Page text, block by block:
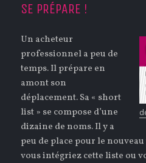
SE PRÉPARE !
Un acheteur
professionnel a peu de
temps. Il prépare en
amont son
déplacement. Sa « short
list » se compose d’une
dizaine de noms. Il y a
peu de place pour le
vous intégriez cette liste ou